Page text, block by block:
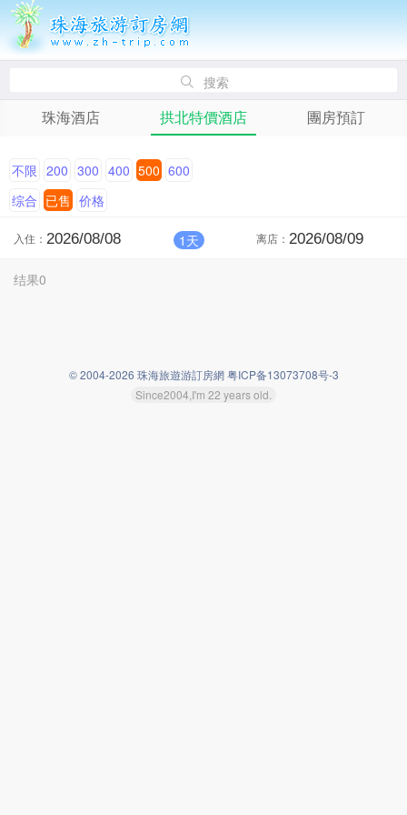
搜索
珠海酒店 拱北特價酒店 團房預訂
不限 200 300 400 500 600
综合 已售 价格
入住： 1天 离店：
结果0
© 2004-2026 珠海旅遊游訂房網 粤ICP备13073708号-3
Since2004,I'm 22 years old.